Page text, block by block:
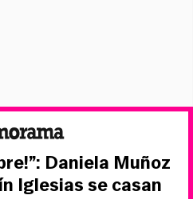
Daniela Muñoz
Iglesias se casan